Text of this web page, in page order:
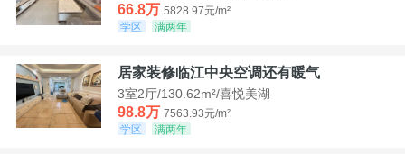
66.8万 5828.97元/m²
学区
满两年
居家装修临江中央空调还有暖气
3室2厅/130.62m²/喜悦美湖
98.8万 7563.93元/m²
学区
满两年